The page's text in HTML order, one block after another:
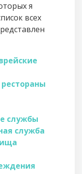
я
всех
службы
служба